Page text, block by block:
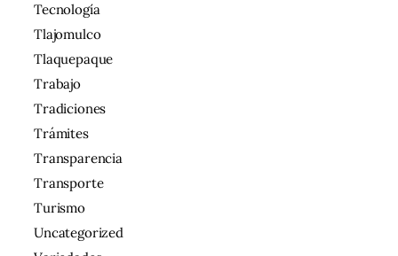
Tecnología
Tlajomulco
Tlaquepaque
Trabajo
Tradiciones
Trámites
Transparencia
Transporte
Turismo
Uncategorized